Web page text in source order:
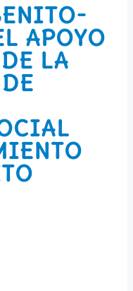
APOYO
LA